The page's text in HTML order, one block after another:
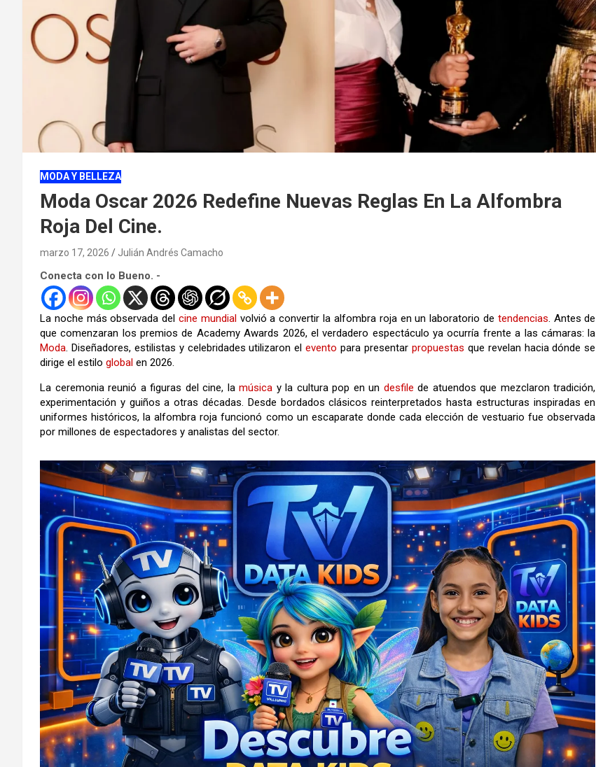
MODA Y BELLEZA
Moda Oscar 2026 Redefine Nuevas Reglas En La Alfombra
Roja Del Cine.
marzo 17, 2026 Julián Andrés Camacho
Conecta con lo Bueno. -
La noche más observada delcine mundialvolvió a convertir la alfombra roja en un laboratorio de tendencias. Antes de
que comenzaran los premios de Academy Awards 2026, el verdadero espectáculo ya ocurría frente a las cámaras: la
Moda. Diseñadores, estilistas y celebridades utilizaron elevento para presentar propuestas que revelan hacia dónde se
dirige el estilo global en 2026.
La ceremonia reunió a figuras del cine, lamúsica y la cultura pop en un desfile de atuendos que mezclaron tradición,
experimentación y guiños a otras décadas. Desde bordados clásicos reinterpretados hasta estructuras inspiradas en
uniformes históricos, la alfombra roja funcionó como un escaparate donde cada elección de vestuario fue observada
por millones de espectadores y analistas del sector.